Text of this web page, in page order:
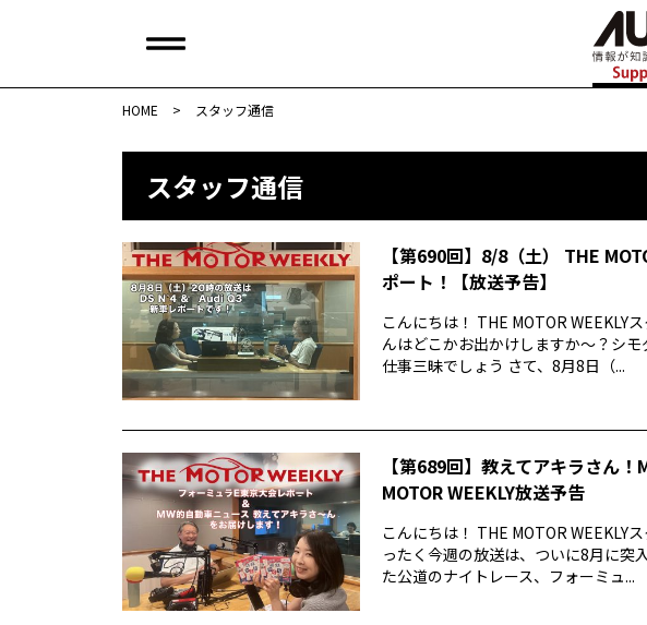
HOME > スタッフ通信
スタッフ通信
【第690回】8/8（土） THE
ポート！【放送予告】
こんにちは！ THE MOTOR WEEKLY
んはどこかお出かけしますか〜？シ
仕事三昧でしょう さて、8月8日（...
【第689回】教えてアキラさん
MOTOR WEEKLY放送予告
こんにちは！ THE MOTOR WEEKLY
ったく今週の放送は、ついに8月に突
た公道のナイトレース、フォーミュ...